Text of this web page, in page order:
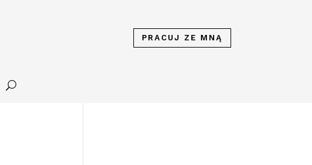
PRACUJ ZE MNĄ